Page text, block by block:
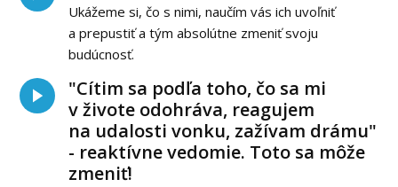
Ukážeme si, čo s nimi, naučím vás ich uvoľniť
a prepustiť a tým absolútne zmeniť svoju
budúcnosť.
"Cítim sa podľa toho, čo sa mi
v živote odohráva, reagujem
na udalosti vonku, zažívam drámu"
- reaktívne vedomie. Toto sa môže
zmeniť!